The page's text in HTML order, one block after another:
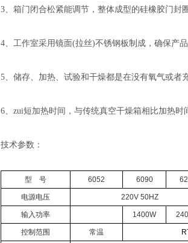
3、箱门闭合松紧能调节，整体成型的硅橡胶门封
4、工作室采用镜面(拉丝)不锈钢板制成，确保产品
5、储存、加热、试验和干燥都是在没有氧气或者
6、zui短加热时间，与传统真空干燥箱相比加热时
技术参数：
型 号 6052 6090
电源电压 220V 50HZ
输入功率 1400W
控制范围 常温